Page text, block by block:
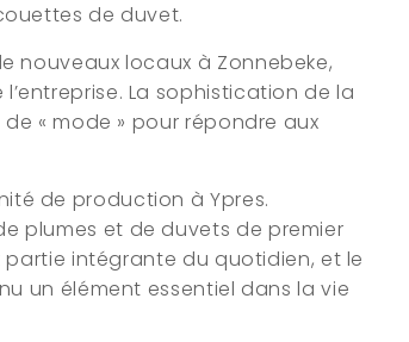
de duvet.
nouveaux locaux à Zonnebeke,
La sophistication de la
« mode » pour répondre aux
de production à Ypres.
plumes et de duvets de premier
intégrante du quotidien, et le
un élément essentiel dans la vie